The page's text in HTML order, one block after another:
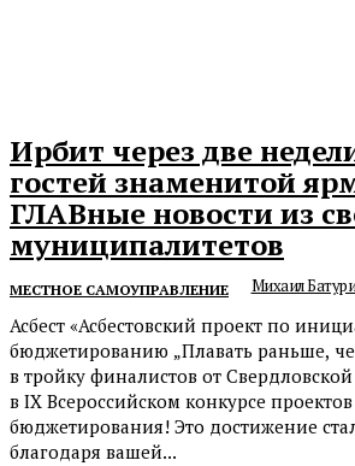
Ирбит через две
гостей знаменитой
ГЛАВные новости из
муниципалитетов
МЕСТНОЕ САМОУПРАВЛЕНИЕ Михаил
Асбест «Асбестовский проект по
бюджетированию „Плавать раньше,
в тройку финалистов от Свердловской
в IX Всероссийском конкурсе
бюджетирования! Это достижение
благодаря вашей...